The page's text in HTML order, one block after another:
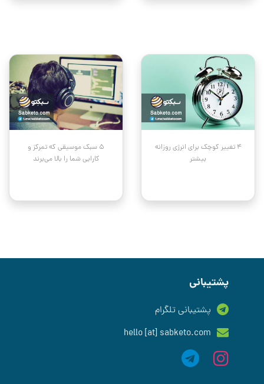
۴ تغییر کوچک برای انرژی روزانه
بیشتر
۵ سبک موسیقی که تمرکز و
کارایی شما را بالا می‌برند
پشتیبانی
پشتیبانی تلگرام
hello [at] sabketo.com